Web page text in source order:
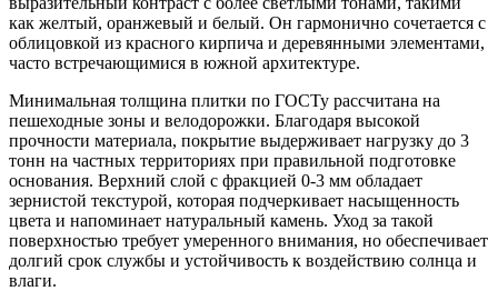
как желтый, оранжевый и белый. Он гармонично сочетается с
облицовкой из красного кирпича и деревянными элементами,
часто встречающимися в южной архитектуре.
Минимальная толщина плитки по ГОСТу рассчитана на
пешеходные зоны и велодорожки. Благодаря высокой
прочности материала, покрытие выдерживает нагрузку до 3
тонн на частных территориях при правильной подготовке
основания. Верхний слой с фракцией 0-3 мм обладает
зернистой текстурой, которая подчеркивает насыщенность
цвета и напоминает натуральный камень. Уход за такой
поверхностью требует умеренного внимания, но обеспечивает
долгий срок службы и устойчивость к воздействию солнца и
влаги.